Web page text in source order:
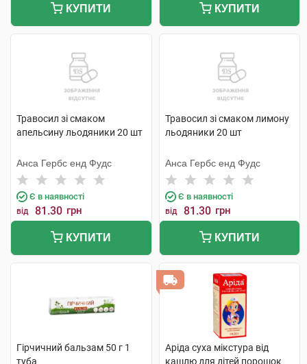
КУПИТИ КУПИТИ
Травосил зі смаком
апельсину льодяники 20 шт
Анса Гербc енд Фудс
Є в наявності
від 81.30 грн
КУПИТИ
Травосил зі смаком лимону
льодяники 20 шт
Анса Гербc енд Фудс
Є в наявності
від 81.30 грн
КУПИТИ
Гірчичний бальзам 50 г 1
туба
Аріда суха мікстура від
кашлю для дітей порошок